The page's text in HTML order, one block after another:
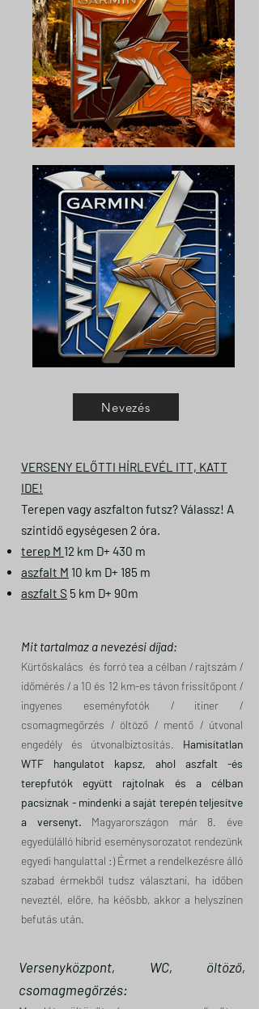
Nevezés
VERSENY ELŐTTI HÍRLEVÉL ITT, KATT
IDE!
Terepen vagy aszfalton futsz? Válassz! A
szintidő egységesen 2 óra.
terep M 12 km D+ 430 m
aszfalt M 10 km D+ 185 m
aszfalt S 5 km D+ 90m
Mit tartalmaz a nevezési díjad:
Kürtőskalács és forró tea a célban / rajtszám /
időmérés / a 10 és 12 km-es távon frissítőpont /
ingyenes eseményfotók / itiner /
csomagmegőrzés / öltöző / mentő / útvonal
engedély és útvonalbiztosítás. Hamisítatlan
WTF hangulatot kapsz, ahol aszfalt -és
terepfutók együtt rajtolnak és a célban
pacsiznak - mindenki a saját terepén teljesítve
a versenyt. Magyarországon már 8. éve
egyedülálló hibrid eseménysorozatot rendezünk
egyedi hangulattal :) Érmet a rendelkezésre álló
szabad érmekből tudsz választani, ha időben
neveztél, előre, ha kéősbb, akkor a helyszínen
befutás után.
Versenyközpont, WC, öltöző,
csomagmegőrzés: